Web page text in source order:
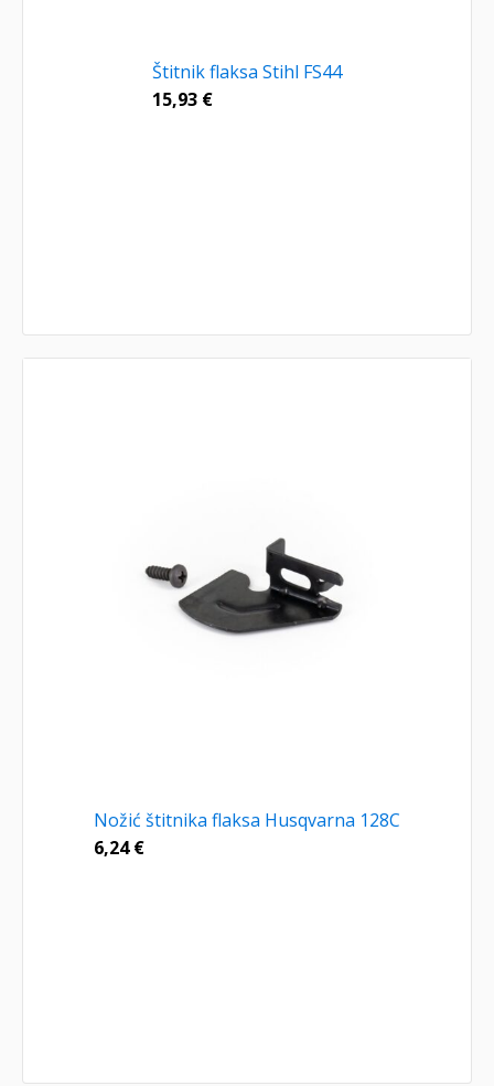
Štitnik flaksa Stihl FS44
15,93 €
Nožić štitnika flaksa Husqvarna 128C
6,24€